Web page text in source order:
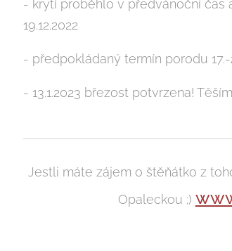
- krytí proběhlo v předvánoční čas
19.12.2022
- předpokládaný termín porodu 17.-
- 13.1.2023 březost potvrzena!
Jestli máte zájem o štěňátko z
Opaleckou ;)